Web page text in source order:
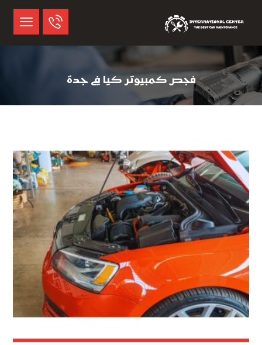
فجص كمبيوتر كيا في جدة